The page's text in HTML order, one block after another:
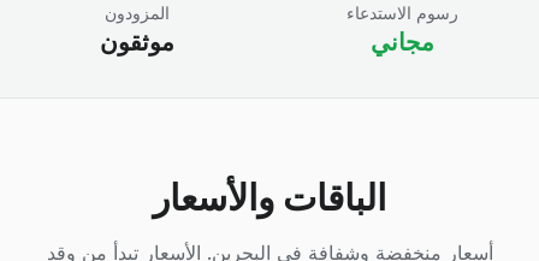
رسوم الاستدعاء
مجاني
المزودون
موثقون
الباقات والأسعار
أسعار منخفضة وشفافة في البحرين. الأسعار تبدأ من وقد